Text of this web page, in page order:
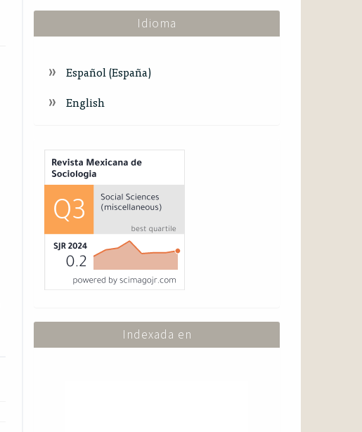
Idioma
Español (España)
English
Index
Indexada en